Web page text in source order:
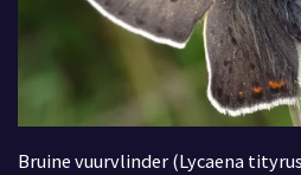
Bruine vuurvlinder (Lycaena